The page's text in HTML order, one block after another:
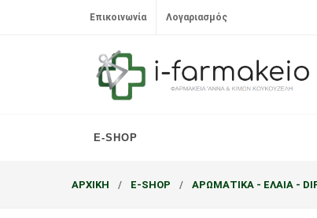
Επικοινωνία Λογαριασμός
E-SHOP
ΑΡΧΙΚΗ E-SHOP ΑΡΩΜΑΤΙΚΑ - ΕΛΑΙΑ -